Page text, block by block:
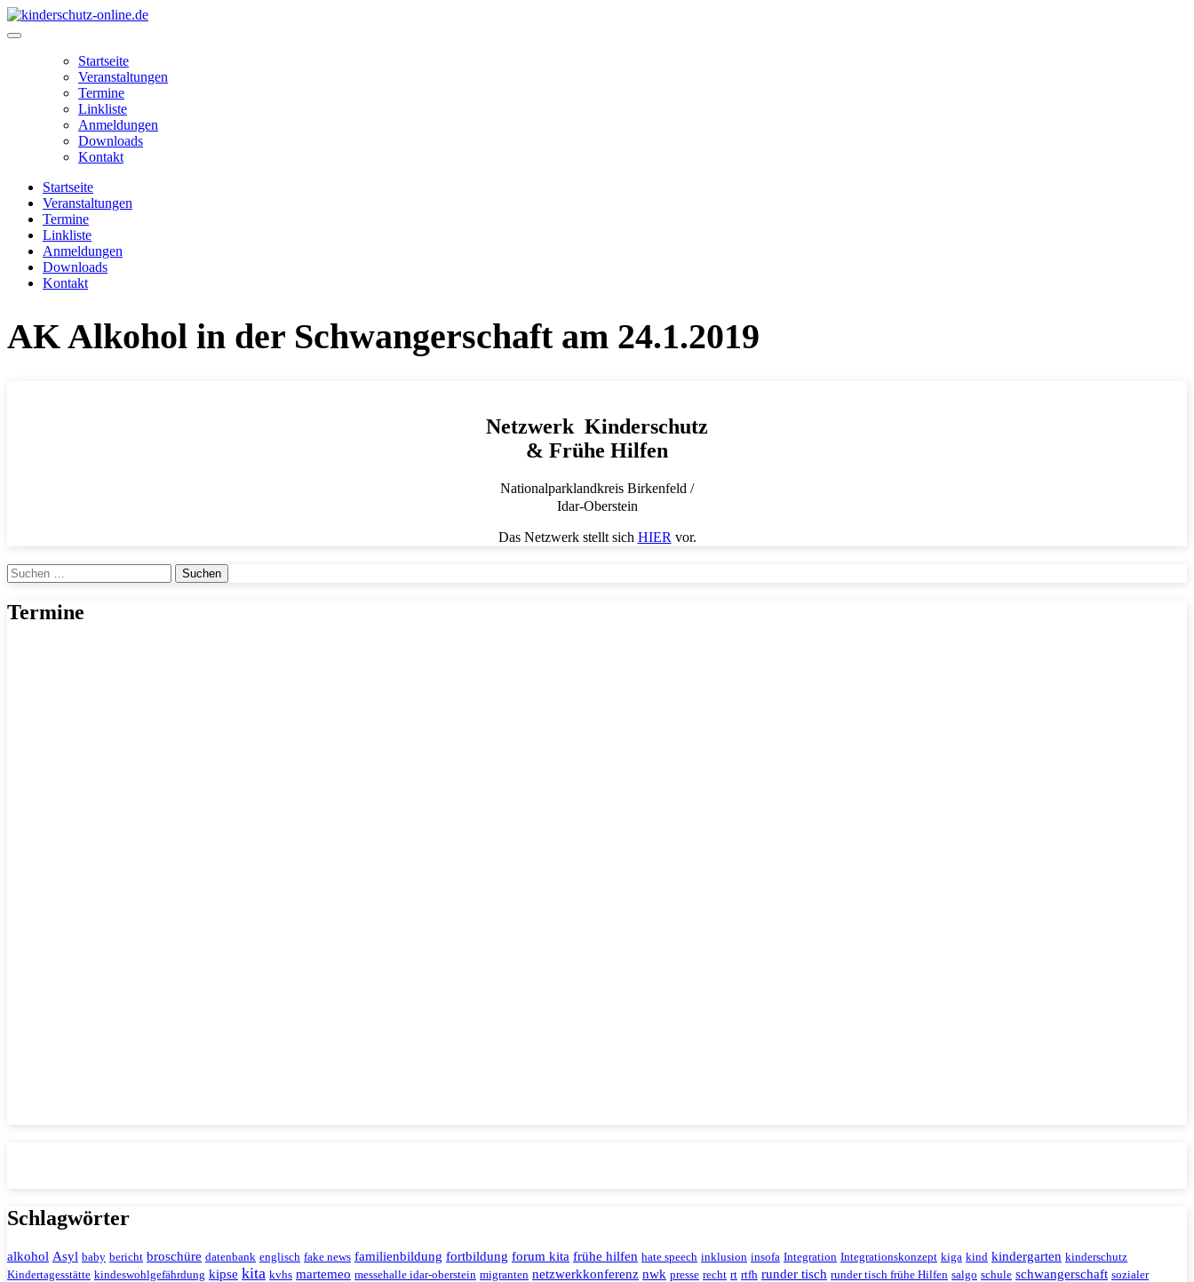
Zum
Inhalt
Main
Startseite
Veranstaltungen
Termine
Linkliste
Anmeldungen
Downloads
Kontakt
Startseite
Veranstaltungen
Termine
Linkliste
Anmeldungen
Downloads
Kontakt
AK Alkohol in der Schwangerschaft am 24.1.2019
Netzwerk Kinderschutz
& Frühe Hilfen
Nationalparklandkreis Birkenfeld /
Idar-Oberstein
Das Netzwerk stellt sich HIERvor.
Suchen
nach:
Termine
Schlagwörter
alkohol Asyl baby bericht broschüre datenbank englisch fake news familienbildung fortbildung forum kita frühe hilfen hate speech inklusion insofa Integration Integrationskonzept kiga kind kindergarten kinderschutz
Kindertagesstätte kindeswohlgefährdung kipse kita kvhs martemeo messehalle idar-oberstein migranten netzwerkkonferenz nwk presse recht rt rtfh runder tisch runder tisch frühe Hilfen salgo schule schwangerschaft sozialer